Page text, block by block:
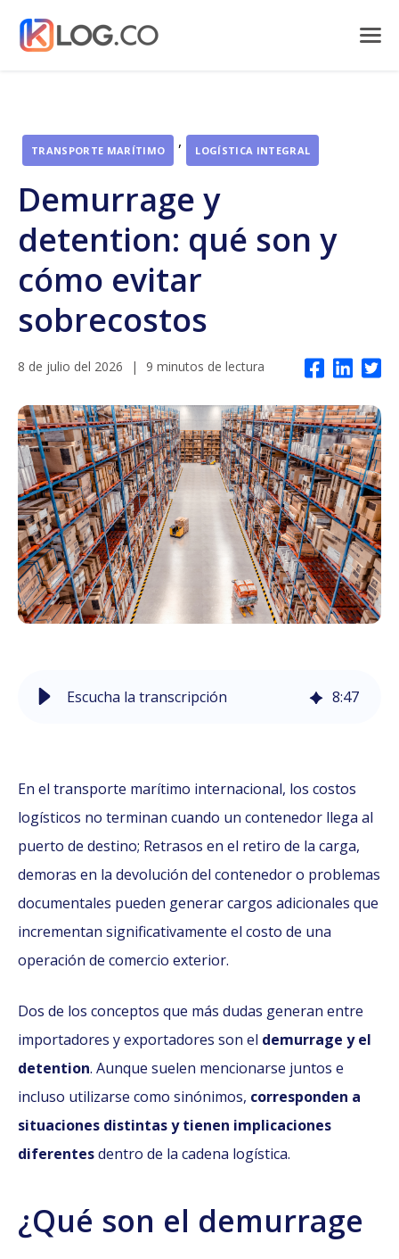
TRANSPORTE MARÍTIMO , LOGÍSTICA INTEGRAL
Demurrage y
detention: qué son y
cómo evitar
sobrecostos
8 de julio del 2026 | 9 minutos de lectura
Escucha la transcripción 8:47
En el transporte marítimo internacional, los costos
logísticos no terminan cuando un contenedor llega al
puerto de destino; Retrasos en el retiro de la carga,
demoras en la devolución del contenedor o problemas
documentales pueden generar cargos adicionales que
incrementan significativamente el costo de una
operación de comercio exterior.
Dos de los conceptos que más dudas generan entre
importadores y exportadores son el demurrage y el
detention. Aunque suelen mencionarse juntos e
incluso utilizarse como sinónimos, corresponden a
situaciones distintas y tienen implicaciones
diferentesdentro de la cadena logística.
¿Qué son el demurrage